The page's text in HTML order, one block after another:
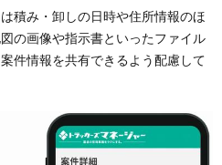
積み・卸しの日時や住所情報のほ
の画像や指示書といったファイル
件情報を共有できるよう配慮して